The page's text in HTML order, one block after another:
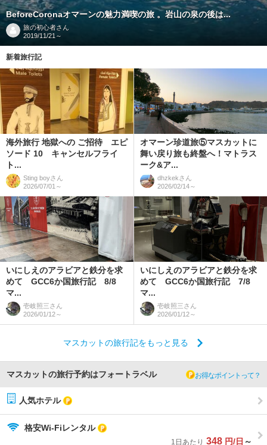
BeforeCoronaオマーンの魅力満喫の旅 。岩山の泉の後は...
旅の初心者さん
2019/11/21～
新着旅行記
海外旅行 地獄への ご招待 エピ
ソード 10 キャンセルフライ
ト...
Sting boyさん
2026/07/01～
オマーン珍道旅⑤マスカットに
舞い戻り旅も終盤へ！マトラス
ーク&ア...
dhzkekさん
2026/02/14～
いにしえのアラビアと鉄分を求
めて GCC6か国旅行記 8/8
マ...
壱岐照三さん
2026/01/12～
いにしえのアラビアと鉄分を求
めて GCC6か国旅行記 7/8
マ...
壱岐照三さん
2026/01/12～
マスカットの旅行記をもっと見る
マスカットの旅行予約はフォートラベル お得なポイントって？
人気ホテル
格安Wi-Fiレンタル
1日あたり 348 円/日 ～